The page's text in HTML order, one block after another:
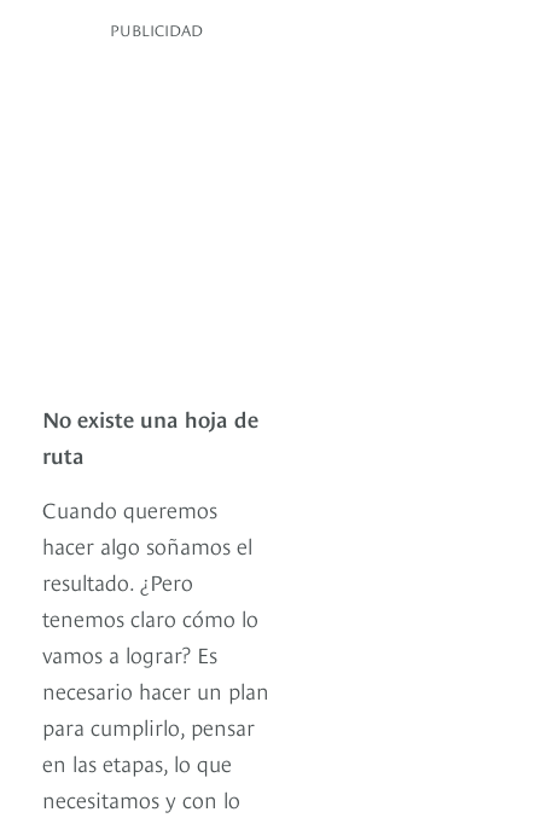
PUBLICIDAD
No existe una hoja de
ruta
Cuando queremos
hacer algo soñamos el
resultado. ¿Pero
tenemos claro cómo lo
vamos a lograr? Es
necesario hacer un plan
para cumplirlo, pensar
en las etapas, lo que
necesitamos y con lo